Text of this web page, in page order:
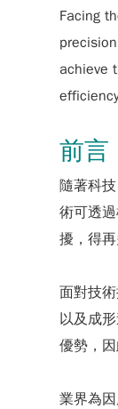
Facing
achieve
前言
隨著科
術可透
擾，得
面對技
以及成
優勢，
業界為